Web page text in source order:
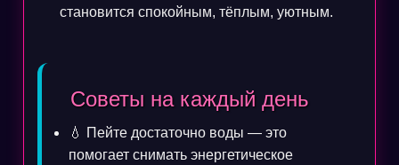
становится спокойным, тёплым, уютным.
Советы на каждый день
💧 Пейте достаточно воды — это
помогает снимать энергетическое